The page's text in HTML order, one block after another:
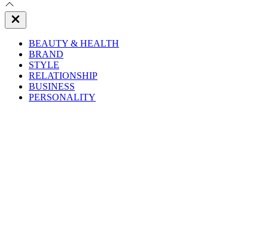
Close
Off
BEAUTY & HEALTH
BRAND
STYLE
RELATIONSHIP
BUSINESS
PERSONALITY